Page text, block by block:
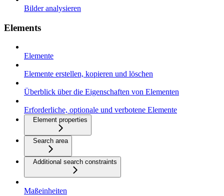
Bilder analysieren
Elements
Elemente
Elemente erstellen, kopieren und löschen
Überblick über die Eigenschaften von Elementen
Erforderliche, optionale und verbotene Elemente
Element properties
Search area
Additional search constraints
Maßeinheiten